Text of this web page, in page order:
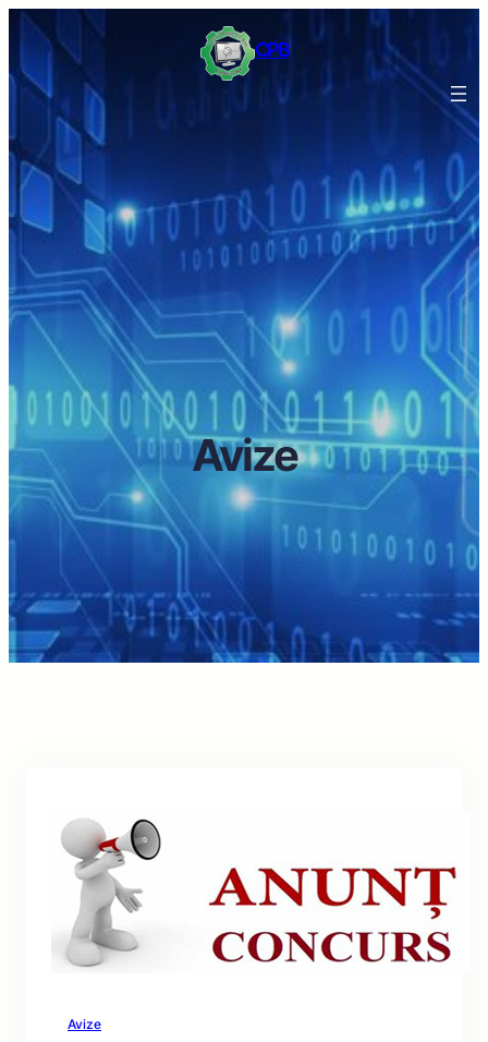
CPB
Avize
Avize